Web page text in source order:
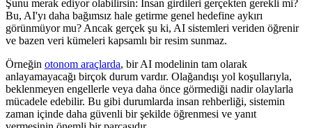
Şunu merak ediyor olabilirsin: İnsan girdileri gerçekten gerekli mi?
Bu, AI'yı daha bağımsız hale getirme genel hedefine aykırı
görünmüyor mu? Ancak gerçek şu ki, AI sistemleri veriden öğrenir
ve bazen veri kümeleri kapsamlı bir resim sunmaz.
Örneğin otonom araçlarda, bir AI modelinin tam olarak
anlayamayacağı birçok durum vardır. Olağandışı yol koşullarıyla,
beklenmeyen engellerle veya daha önce görmediği nadir olaylarla
mücadele edebilir. Bu gibi durumlarda insan rehberliği, sistemin
zaman içinde daha güvenli bir şekilde öğrenmesi ve yanıt